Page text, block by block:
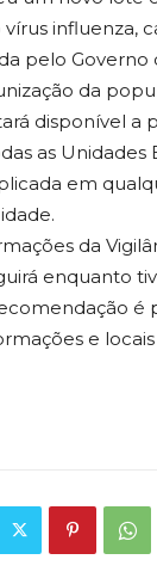
influenza,
pelo Governo
da
disponível a
as Unidades
em
da
enquanto
é
e